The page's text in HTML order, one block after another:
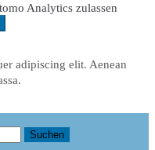
Analytics zulassen
adipiscing elit. Aenean